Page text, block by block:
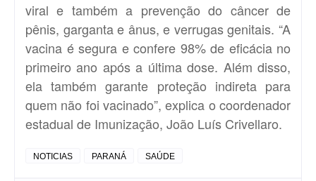
viral e também a prevenção do câncer de
pênis, garganta e ânus, e verrugas genitais. “A
vacina é segura e confere 98% de eficácia no
primeiro ano após a última dose. Além disso,
ela também garante proteção indireta para
quem não foi vacinado”, explica o coordenador
estadual de Imunização, João Luís Crivellaro.
NOTICIAS PARANÁ SAÚDE